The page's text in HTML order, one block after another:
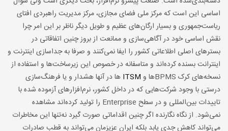
اساسی این است که مرکز ملی فضای مجازی، مرکز مدیریت راهبردی افتای
ریاست‌جمهوری و بسیار ارگان‌های عظیم و طویل دیگر ناظر بر این امر چرا
نقش اساسی خود در آگاهی‌سازی و ممانعت از بروز چنین اتفاقاتی در
بسترهای اصلی اطلاعاتی کشور را ایفا نمی‌کنند و صرفا به جداسازی اینترنت و
اینترانت بسنده کرده‌اند و متاسفانه در خصوص این زیرساخت‌ها و استفاده از
نسخه‌های کرک BPMSها و
ITSM ها در آنها هشدار و یا فرهنگ‌سازی
درستی با وجود شرکت‌هایی که در داخل کشور، نرم‌افزارهای آزموده شده با
تاییدات بین‌المللی و در سطح Enterprise را تولید کرده‌اند مشاهده
نمی‌شود. از نگاه نگارنده اگر چنین اقداماتی صورت گیرد نه‌تنها این مخاطرات
می‌تواند کاهش جدی یابد بلکه ایران عزیزمان می‌تواند به قطب صادرات